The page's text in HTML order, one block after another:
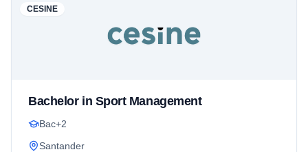
CESINE
Bachelor in Sport Management
Bac+2
Santander